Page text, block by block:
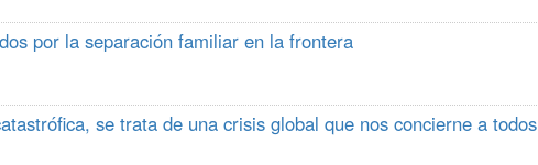
por la separación familiar en la frontera
se trata de una crisis global que nos concierne a todos